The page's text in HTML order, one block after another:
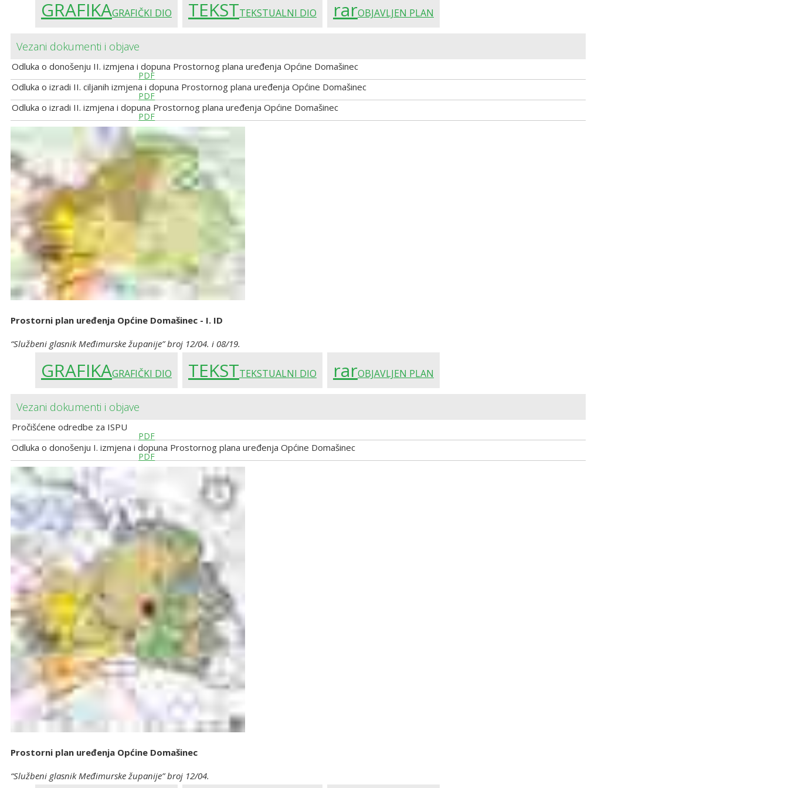
GRAFIKAGRAFIČKI DIO TEKSTTEKSTUALNI DIO rarOBJAVLJEN PLAN
Vezani dokumenti i objave
Odluka o donošenju II. izmjena i dopuna Prostornog plana uređenja Općine Domašinec
PDF
Odluka o izradi II. ciljanih izmjena i dopuna Prostornog plana uređenja Općine Domašinec
PDF
Odluka o izradi II. izmjena i dopuna Prostornog plana uređenja Općine Domašinec
PDF
Prostorni plan uređenja Općine Domašinec - I. ID
“Službeni glasnik Međimurske županije” broj 12/04. i 08/19.
GRAFIKAGRAFIČKI DIO TEKSTTEKSTUALNI DIO rarOBJAVLJEN PLAN
Vezani dokumenti i objave
Pročišćene odredbe za ISPU
PDF
Odluka o donošenju I. izmjena i dopuna Prostornog plana uređenja Općine Domašinec
PDF
Prostorni plan uređenja Općine Domašinec
“Službeni glasnik Međimurske županije” broj 12/04.